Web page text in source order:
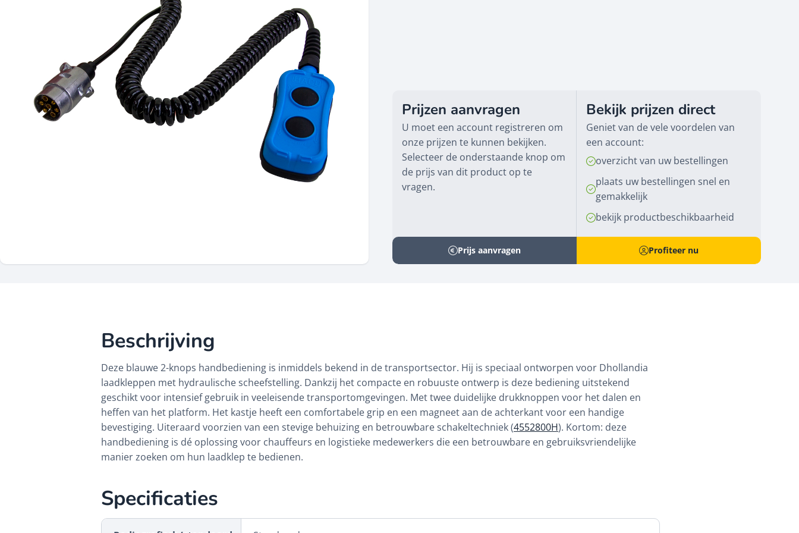
Prijzen aanvragen
U moet een account registreren om
onze prijzen te kunnen bekijken.
Selecteer de onderstaande knop om
de prijs van dit product op te
vragen.
Prijs aanvragen
Bekijk prijzen direct
Geniet van de vele voordelen van
een account:
overzicht van uw bestellingen
plaats uw bestellingen snel en
gemakkelijk
bekijk productbeschikbaarheid
Profiteer nu
Beschrijving
Deze blauwe 2-knops handbediening is inmiddels bekend in de transportsector. Hij is speciaal ontworpen voor Dhollandia
laadkleppen met hydraulische scheefstelling. Dankzij het compacte en robuuste ontwerp is deze bediening uitstekend
geschikt voor intensief gebruik in veeleisende transportomgevingen. Met twee duidelijke drukknoppen voor het dalen en
heffen van het platform. Het kastje heeft een comfortabele grip en een magneet aan de achterkant voor een handige
bevestiging. Uiteraard voorzien van een stevige behuizing en betrouwbare schakeltechniek (4552800H). Kortom: deze
handbediening is dé oplossing voor chauffeurs en logistieke medewerkers die een betrouwbare en gebruiksvriendelijke
manier zoeken om hun laadklep te bedienen.
Specificaties